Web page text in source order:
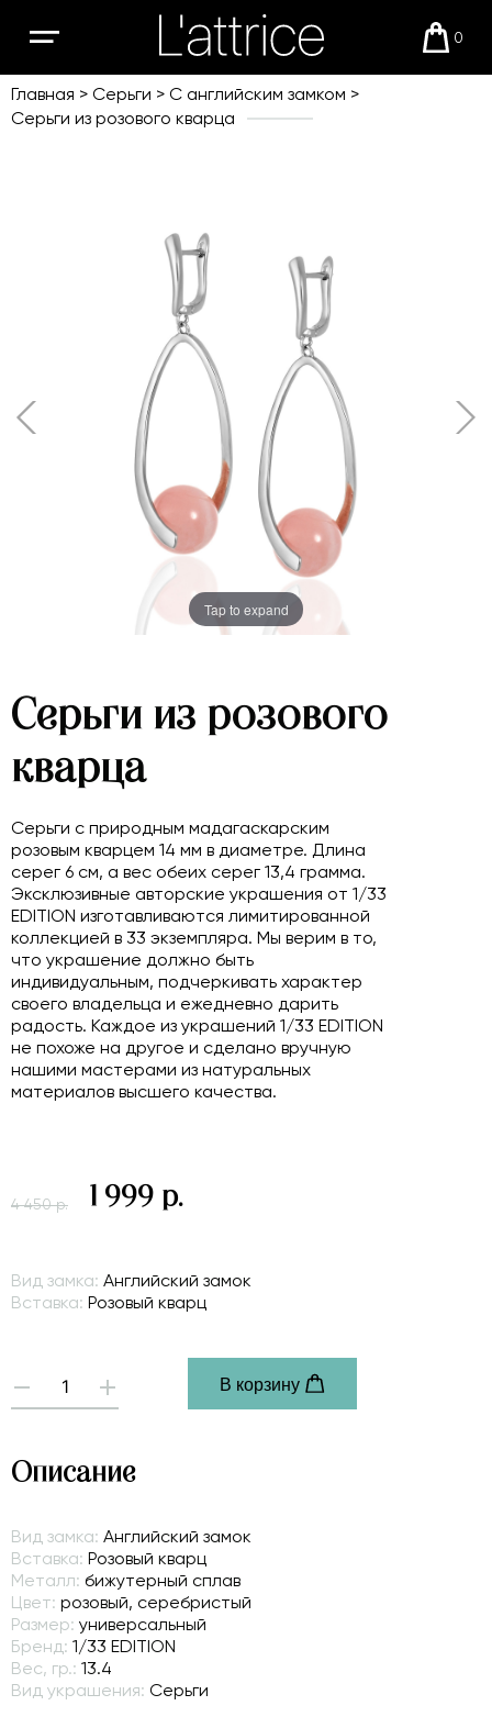
Открыть
0
Главная Серьги
С английским замком
Серьги из розового кварца
Tap to expand
Серьги из розового
кварца
Серьги с природным мадагаскарским
розовым кварцем 14 мм в диаметре. Длина
серег 6 см, а вес обеих серег 13,4 грамма.
Эксклюзивные авторские украшения от 1/33
EDITION изготавливаются лимитированной
коллекцией в 33 экземпляра. Мы верим в то,
что украшение должно быть
индивидуальным, подчеркивать характер
своего владельца и ежедневно дарить
радость. Каждое из украшений 1/33 EDITION
не похоже на другое и сделано вручную
нашими мастерами из натуральных
материалов высшего качества.
4 450 р. 1 999 р.
Вид замка: Английский замок
Вставка: Розовый кварц
- +
В корзину
Описание
Вид замка: Английский замок
Вставка: Розовый кварц
Металл: бижутерный сплав
Цвет: розовый, серебристый
Размер: универсальный
Бренд: 1/33 EDITION
Вес, гр.: 13.4
Вид украшения: Серьги